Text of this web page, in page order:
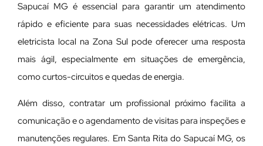
Sapucaí MG é essencial para garantir um atendimento
rápido e eficiente para suas necessidades elétricas. Um
eletricista local na Zona Sul pode oferecer uma resposta
mais ágil, especialmente em situações de emergência,
como curtos-circuitos e quedas de energia.
Além disso, contratar um profissional próximo facilita a
comunicação e o agendamento de visitas para inspeções e
manutenções regulares. Em Santa Rita do Sapucaí MG, os